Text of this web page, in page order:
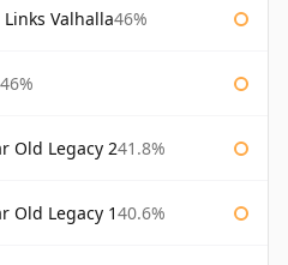
Valhalla46%
46%
Old Legacy 241.8%
Old Legacy 140.6%